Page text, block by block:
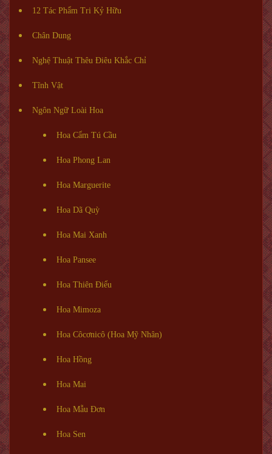
12 Tác Phẩm Tri Kỷ Hữu
Chân Dung
Nghệ Thuật Thêu Điêu Khắc Chỉ
Tĩnh Vật
Ngôn Ngữ Loài Hoa
Hoa Cẩm Tú Cầu
Hoa Phong Lan
Hoa Marguerite
Hoa Dã Quỳ
Hoa Mai Xanh
Hoa Pansee
Hoa Thiên Điểu
Hoa Mimoza
Hoa Côcơnicô (Hoa Mỹ Nhân)
Hoa Hồng
Hoa Mai
Hoa Mẫu Đơn
Hoa Sen